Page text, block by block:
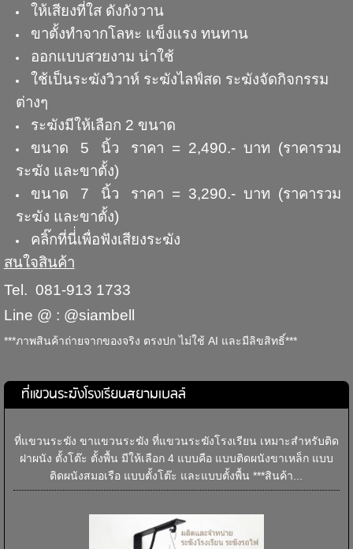
ให้เสียงที่ใส ดังกังวาน
ขาตั้งทำจากโลหะ แข็งแรง ทนทาน
ออกแบบสวยงาม น่าใช้
ใช้เป็นระฆังวิวาห์ ระฆังไลฟ์สด ระฆังจัดกิจกรรม
ต่างๆ
ระฆังมีให้เลือก 2 ขนาด
ขนาด 5 นิ้ว ราคา = 2,490.- บาท (ราคารวม
ระฆัง และขาตั้ง)
ขนาด 7 นิ้ว ราคา = 3,290.- บาท (ราคารวม
ระฆัง และขาตั้ง)
คลิ๊กที่นี่่เพื่อฟังเสียงระฆัง
สนใจสินค้า
Tel. 081-913 1733
Line @ : @siambell
***ภาพสินค้าถ่ายจากของจริง ตรงปก ไม่ใช้ AI และมีลิขสิทธิ์***
ที่แขวนระฆังโรงเรียนสยามเบลล์
ที่แขวนระฆัง ขาแขวนระฆัง ที่แขวนระฆังโรงเรียน เหมาะสำหรับติด
ฝาผนัง ตั้งโต๊ะ ตั้งพื้น มีให้เลือก 4 แบบคือ แบบติดผนังขาเหล็ก แบบ
ติดผนังสมอเรือ แบบตั้งโต๊ะ และแบบตั้งพื้น ***สินค้า...